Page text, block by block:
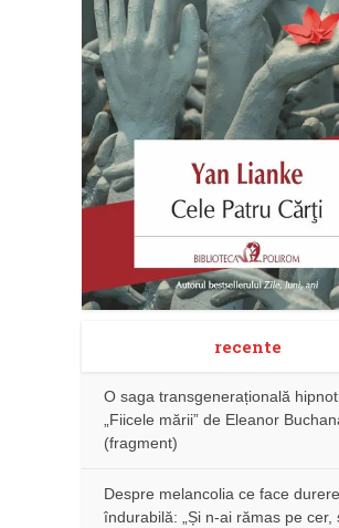
recente
O saga transgenerațională
„Fiicele mării” de Eleanor
(fragment)
Despre melancolia ce face
îndurabilă: „Și n-ai rămas pe cer,